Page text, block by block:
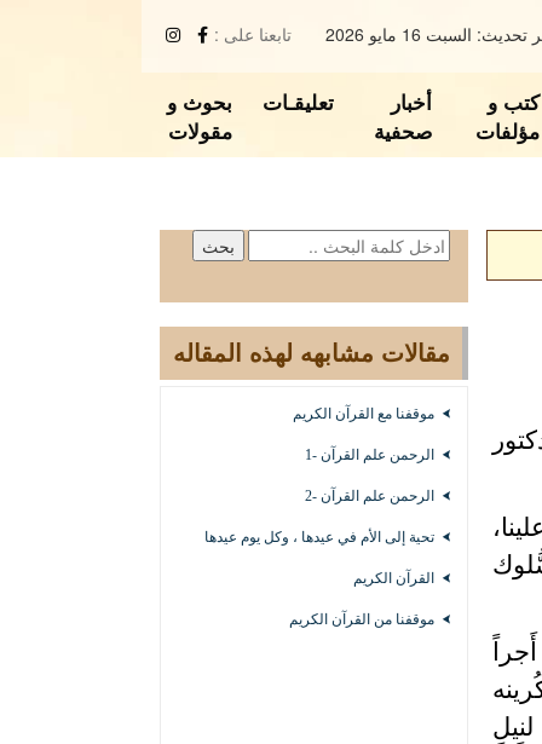
السبت 16 مايو 2026 تابعنا على :
كتب و
مؤلفات
أخبار
صحفية
تعليقـات
بحوث و
مقولات
مقالات مشابهه لهذه المقاله
موقفنا مع القرآن الكريم
الرحمن علم القرآن -1
الرحمن علم القرآن -2
تحية إلى الأم في عيدها ، وكل يوم عيدها
القرآن الكريم
موقفنا من القرآن الكريم